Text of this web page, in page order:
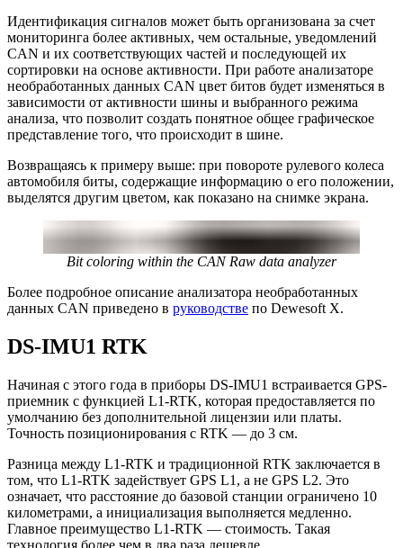
Идентификация сигналов может быть организована за счет
мониторинга более активных, чем остальные, уведомлений
CAN и их соответствующих частей и последующей их
сортировки на основе активности. При работе анализаторе
необработанных данных CAN цвет битов будет изменяться в
зависимости от активности шины и выбранного режима
анализа, что позволит создать понятное общее графическое
представление того, что происходит в шине.
Возвращаясь к примеру выше: при повороте рулевого колеса
автомобиля биты, содержащие информацию о его положении,
выделятся другим цветом, как показано на снимке экрана.
Bit coloring within the CAN Raw data analyzer
Более подробное описание анализатора необработанных
данных CAN приведено в руководстве по Dewesoft X.
DS-IMU1 RTK
Начиная с этого года в приборы DS-IMU1 встраивается GPS-
приемник с функцией L1-RTK, которая предоставляется по
умолчанию без дополнительной лицензии или платы.
Точность позиционирования с RTK — до 3 см.
Разница между L1-RTK и традиционной RTK заключается в
том, что L1-RTK задействует GPS L1, а не GPS L2. Это
означает, что расстояние до базовой станции ограничено 10
километрами, а инициализация выполняется медленно.
Главное преимущество L1-RTK — стоимость. Такая
технология более чем в два раза дешевле